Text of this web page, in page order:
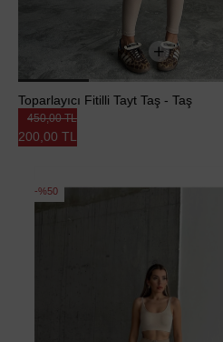
Toparlayıcı Fitilli Tayt Taş - Taş
200,00 TL
450,00 TL
%50